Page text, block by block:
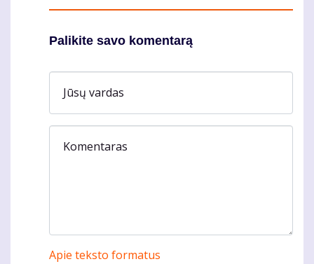
Palikite savo komentarą
Jūsų vardas
Komentaras
Apie teksto formatus